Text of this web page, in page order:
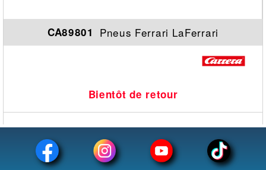
CA89801 Pneus Ferrari LaFerrari
Bientôt de retour